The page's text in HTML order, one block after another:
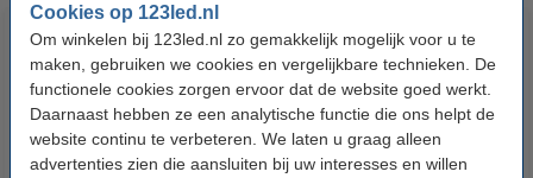
Cookies op 123led.nl
Om winkelen bij 123led.nl zo gemakkelijk mogelijk voor u te
maken, gebruiken we cookies en vergelijkbare technieken. De
functionele cookies zorgen ervoor dat de website goed werkt.
Daarnaast hebben ze een analytische functie die ons helpt de
website continu te verbeteren. We laten u graag alleen
advertenties zien die aansluiten bij uw interesses en willen